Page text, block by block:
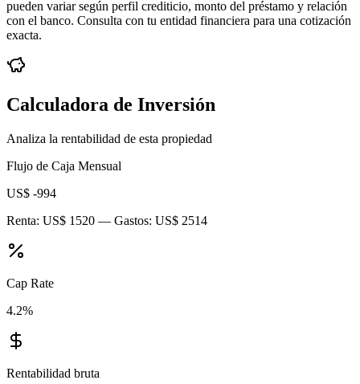
pueden variar según perfil crediticio, monto del préstamo y relación
con el banco. Consulta con tu entidad financiera para una cotización
exacta.
Calculadora de Inversión
Analiza la rentabilidad de esta propiedad
Flujo de Caja Mensual
US$ -994
Renta: US$ 1520 — Gastos: US$ 2514
Cap Rate
4.2%
Rentabilidad bruta